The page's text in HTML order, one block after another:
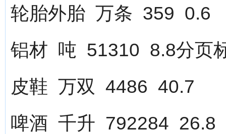
轮胎外胎 万条 359 0.6
铝材 吨 51310 8.8分页
皮鞋 万双 4486 40.7
啤酒 千升 792284 26.8